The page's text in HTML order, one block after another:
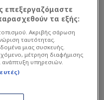
επεξεργαζόμαστε
τα εξής:
Ακριβής σάρωση
ταυτότητας.
μιας συσκευής.
μέτρηση διαφήμισης
ανάπτυξη υπηρεσιών.